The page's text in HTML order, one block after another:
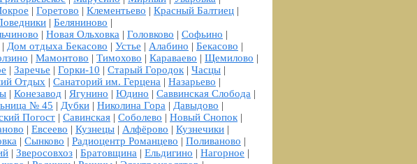
| Горетово | Клементьево | Красный Балтиец |
| Беляниново |
| Новая Ольховка | Головково | Софьино |
| Дом отдыха Бекасово | Устье | Алабино | Бекасово |
| Мамонтово | Тимохово | Караваево | Щемилово |
| Заречье | Горки-10 | Старый Городок | Часцы |
Отдых | Санаторий им. Герцена | Назарьево |
| Конезавод | Ягунино | Юдино | Саввинская Слобода |
№ 45 | Дубки | Николина Гора | Давыдово |
Погост | Савинская | Соболево | Новый Снопок |
| Евсеево | Кузнецы | Алфёрово | Кузнечики |
| Сынково | Радиоцентр Романцево | Поливаново |
| Зверосовхоз | Братовщина | Ельдигино | Нагорное |